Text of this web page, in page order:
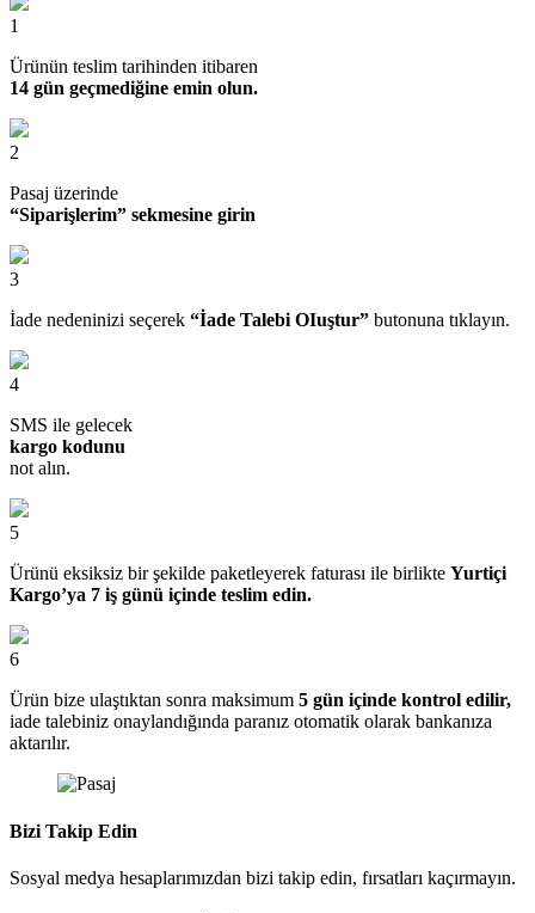
1
Ürünün teslim tarihinden itibaren
14 gün geçmediğine emin olun.
2
Pasaj üzerinde
“Siparişlerim” sekmesine girin
3
İade nedeninizi seçerek “İade Talebi OIuştur” butonuna tıklayın.
4
SMS ile gelecek
kargo kodunu
not alın.
5
Ürünü eksiksiz bir şekilde paketleyerek faturası ile birlikte Yurtiçi
Kargo’ya 7 iş günü içinde teslim edin.
6
Ürün bize ulaştıktan sonra maksimum 5 gün içinde kontrol edilir,
iade talebiniz onaylandığında paranız otomatik olarak bankanıza
aktarılır.
Bizi Takip Edin
Sosyal medya hesaplarımızdan bizi takip edin, fırsatları kaçırmayın.